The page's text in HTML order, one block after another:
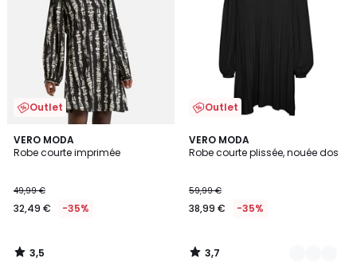
Outlet
VERO MODA
Robe courte imprimée
49,99 €
32,49 € -35%
3,5
/ 5
3,5
/
Outlet
VERO MODA
Robe courte plissée, nouée dos
59,99 €
38,99 € -35%
3,7
/ 5
2
Couleurs
3,7
/